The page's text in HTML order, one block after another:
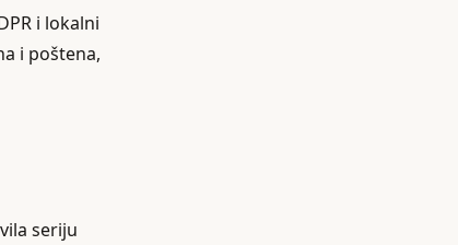
i lokalni
i poštena,
seriju